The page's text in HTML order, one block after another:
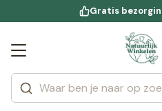
Jouw
voor 19:00
Gratis
Zoeken
Categorieën
Merken
Bekijk alle